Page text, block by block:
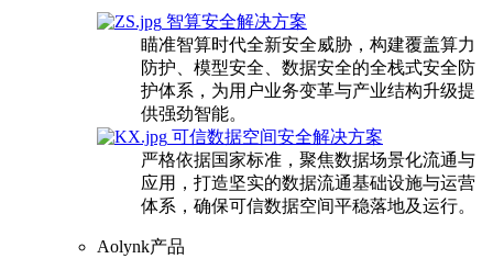
智算安全解决方案
瞄准智算时代全新安全威胁，构建覆盖算力
防护、模型安全、数据安全的全栈式安全防
护体系，为用户业务变革与产业结构升级提
供强劲智能。
可信数据空间安全解决方案
严格依据国家标准，聚焦数据场景化流通与
应用，打造坚实的数据流通基础设施与运营
体系，确保可信数据空间平稳落地及运行。
Aolynk产品